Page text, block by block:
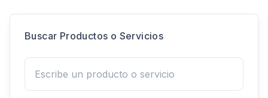
Buscar Productos o Servicios